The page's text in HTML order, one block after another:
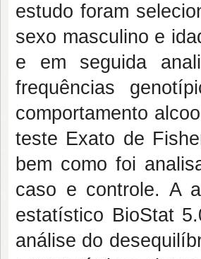
estudo foram
sexo masculino e
e em seguida
frequências
comportamento
teste Exato de
bem como foi
caso e controle. A
estatístico BioStat
análise do